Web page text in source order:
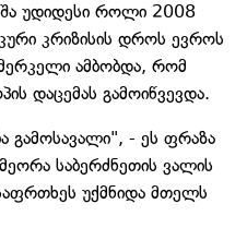
უდიდესი როლი 2008
კრიზისის დროს ევროს
ამბობდა, რომ
დაცემას გამოიწვევდა.
გამოსავალი", - ეს ფრაზა
საბერძნეთის ვალის
უქმნიდა მთელს